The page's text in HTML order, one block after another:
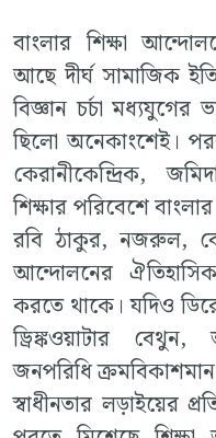
বাংলার শিক্ষা
আছে দীর্ঘ সামাজিক
বিজ্ঞান চর্চা
ছিলো অনেকাংশেই।
কেরানীকেন্দ্রিক,
শিক্ষার পরিবেশে
রবি ঠাকুর, নজরুল,
আন্দোলনের
করতে থাকে। যদিও
ড্রিঙ্কওয়াটার বেথুন,
জনপরিধি
স্বাধীনতার লড়াইয়ের